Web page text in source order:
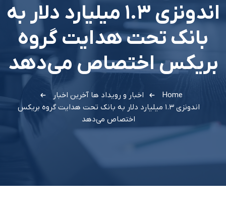
اندونزی ۱.۳ میلیارد دلار به
بانک تحت هدایت گروه
بریکس اختصاص می‌دهد
Home اخبار و رویداد ها آخرین اخبار
اندونزی ۱.۳ میلیارد دلار به بانک تحت هدایت گروه بریکس
اختصاص می‌دهد